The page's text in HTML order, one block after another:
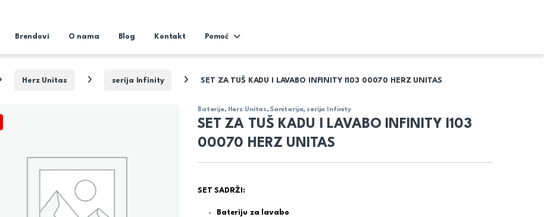
Brendovi O nama Blog Kontakt Pomoć
Herz Unitas serija Infinity SET ZA TUŠ KADU I LAVABO INFINITY I103 00070 HERZ UNITAS
Baterije, Herz Unitas, Sanitarija, serija Infinity
SET ZA TUŠ KADU I LAVABO INFINITY I103
00070 HERZ UNITAS
SET SADRŽI:
Bateriju za lavabo